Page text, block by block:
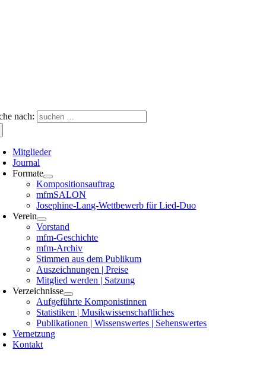
nach:
Mitglieder
Journal
Formate
Kompositionsauftrag
mfmSALON
Josephine-Lang-Wettbewerb für Lied-Duo
Verein
Vorstand
mfm-Geschichte
mfm-Archiv
Stimmen aus dem Publikum
Auszeichnungen | Preise
Mitglied werden | Satzung
Verzeichnisse
Aufgeführte Komponistinnen
Statistiken | Musikwissenschaftliches
Publikationen | Wissenswertes | Sehenswertes
Vernetzung
Kontakt